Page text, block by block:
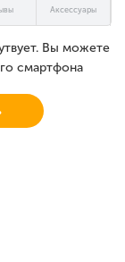
Аксессуары
Вы можете
смартфона